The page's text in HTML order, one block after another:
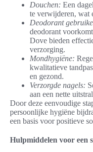
Douchen: Een
te verwijderen, wat
Deodorant
deodorant
Dove bieden
verzorging.
Mondhygiëne:
kwalitatieve
en gezond.
Verzorgde nagels:
aan een nette
Door deze eenvoudige
persoonlijke hygiëne
een basis voor positieve
Hulpmiddelen voor een